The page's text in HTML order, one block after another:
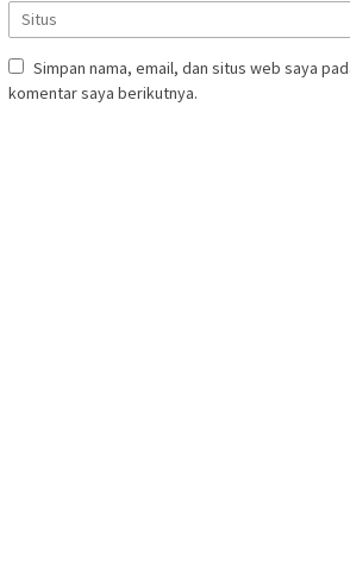
Simpan nama, email, dan situs web saya
komentar saya berikutnya.